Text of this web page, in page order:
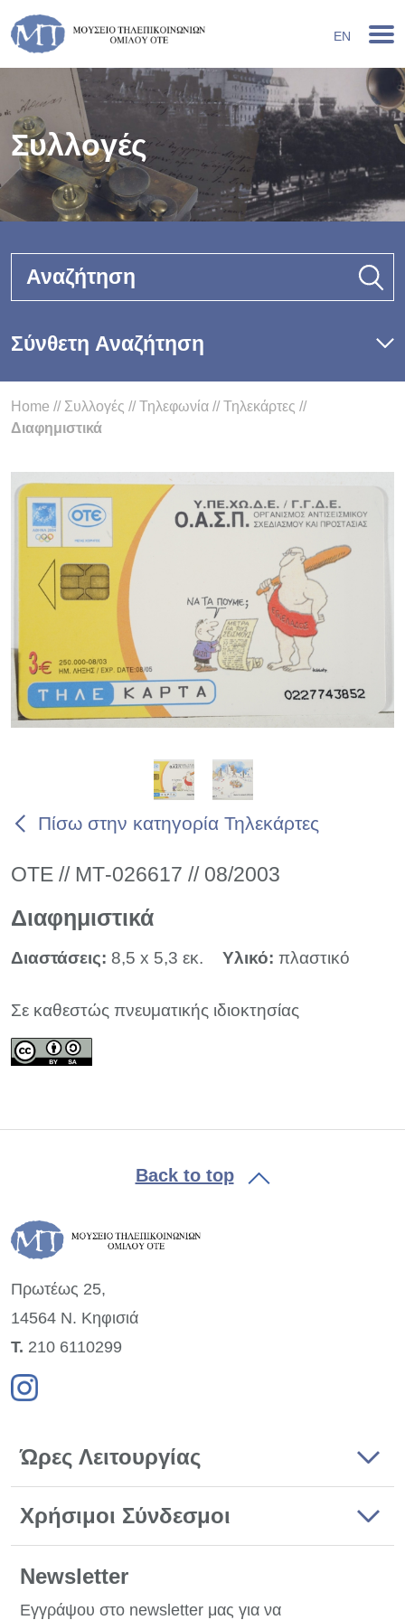
EN
Συλλογές
Αναζήτηση
Σύνθετη Αναζήτηση
Home // Συλλογές //Τηλεφωνία //Τηλεκάρτες //
Διαφημιστικά
Πίσω στην κατηγορία Τηλεκάρτες
ΟΤΕ // ΜΤ-026617 // 08/2003
Διαφημιστικά
Διαστάσεις: 8,5 x 5,3 εκ. Υλικό: πλαστικό
Σε καθεστώς πνευματικής ιδιοκτησίας
Back to top
Πρωτέως 25,
14564 Ν. Κηφισιά
Τ. 210 6110299
Ώρες Λειτουργίας
Χρήσιμοι Σύνδεσμοι
Newsletter
Εγγράψου στο newsletter μας για να